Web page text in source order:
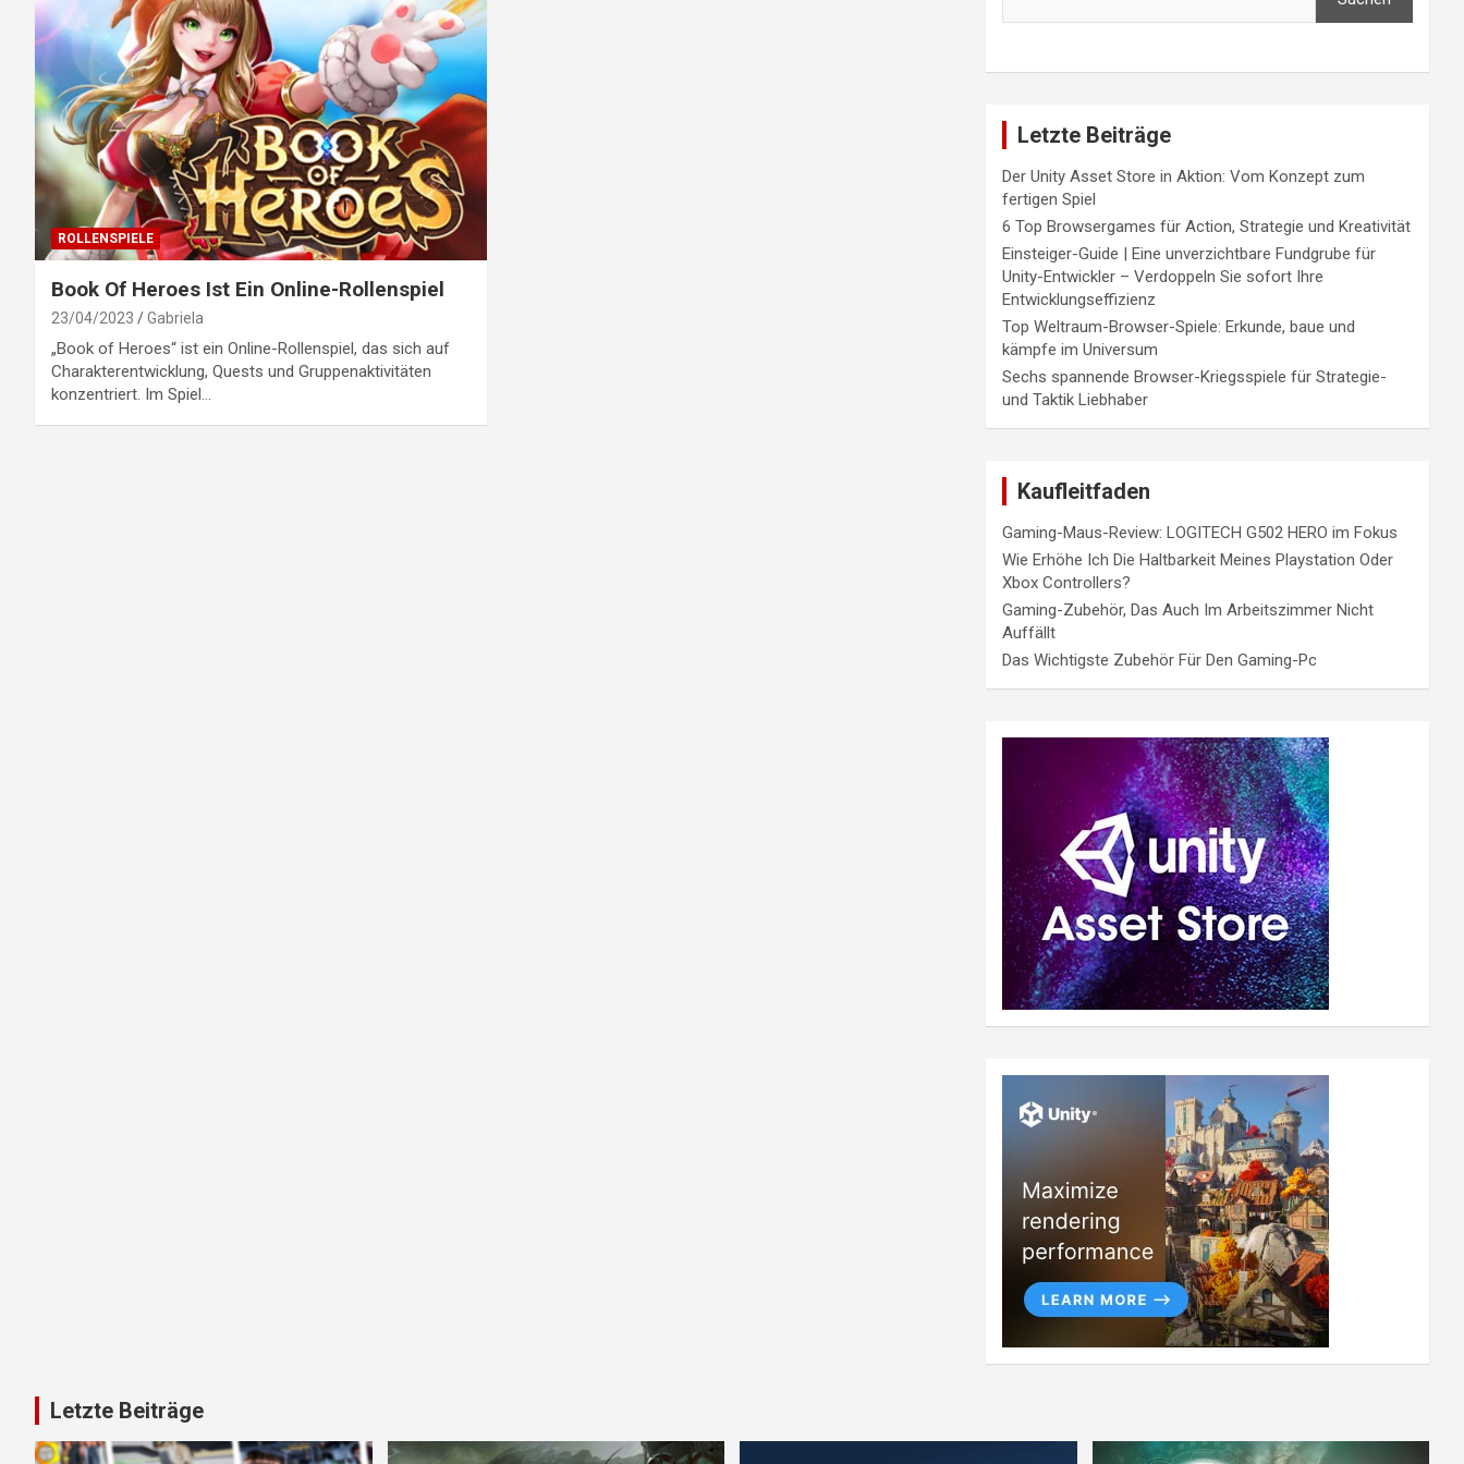
ROLLENSPIELE
Book Of Heroes Ist Ein Online-Rollenspiel
23/04/2023 Gabriela
„Book of Heroes“ ist ein Online-Rollenspiel, das sich auf
Charakterentwicklung, Quests und Gruppenaktivitäten
konzentriert. Im Spiel…
Letzte Beiträge
Der Unity Asset Store in Aktion: Vom Konzept zum
fertigen Spiel
6 Top Browsergames für Action, Strategie und Kreativität
Einsteiger-Guide | Eine unverzichtbare Fundgrube für
Unity-Entwickler – Verdoppeln Sie sofort Ihre
Entwicklungseffizienz
Top Weltraum-Browser-Spiele: Erkunde, baue und
kämpfe im Universum
Sechs spannende Browser-Kriegsspiele für Strategie-
und Taktik Liebhaber
Kaufleitfaden
Gaming-Maus-Review: LOGITECH G502 HERO im Fokus
Wie Erhöhe Ich Die Haltbarkeit Meines Playstation Oder
Xbox Controllers?
Gaming-Zubehör, Das Auch Im Arbeitszimmer Nicht
Auffällt
Das Wichtigste Zubehör Für Den Gaming-Pc
Letzte Beiträge